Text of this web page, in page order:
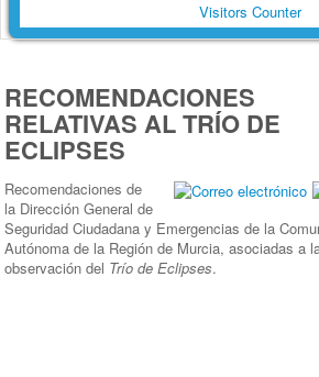
Visitors Counter
RECOMENDACIONES
RELATIVAS AL TRÍO DE
ECLIPSES
Recomendaciones de
la Dirección General de
Seguridad Ciudadana y Emergencias de la
Autónoma de la Región de Murcia, asociadas a
observación del Trío de Eclipses.